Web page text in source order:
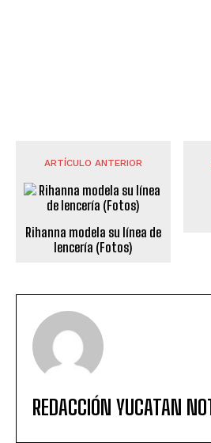
ARTÍCULO ANTERIOR
Rihanna modela su línea de
lencería (Fotos)
REDACCIÓN YUCATAN